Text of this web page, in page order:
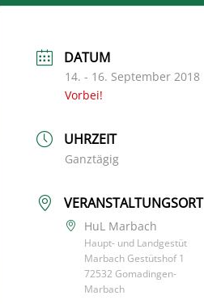
DATUM
14. - 16. September 2018
Vorbei!
UHRZEIT
Ganztägig
VERANSTALTUNGSORT
HuL Marbach
Haupt- und Landgestüt
Marbach Gestütshof 1
72532 Gomadingen-
Marbach